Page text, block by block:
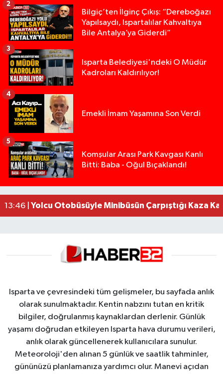
Bilgiç’ten İlginç Çıkış: “Dereboğazı
Yapılsaydı, Ispartalılar Kahvaltıya
Bile Antalya’ya Giderdi”
2
Isparta Belediyesi'ndeki O Müdür
Kadroları Kaldırılıyor!
3
Emekli İmam Yaşamına Son Verdi
4
Komşular Arası Park Kavgası Kanlı
Bitti: Baba - Oğul Bıçaklandı!
5
19:36 |Isparta’da Silah Operasyonu: 165 Tabanca Ele
17:18 |Anız Yangını Kazaya Neden Oldu: 13 Araç
17:08 |Alevlere Teslim Olan Gecekondu Kullanılamaz
13:46 | Yolcu Otobüsüyle Minibüsün Çarpıştığı Kaza
Isparta ve çevresindeki tüm gelişmeler, bu sayfada anlık
olarak sunulmaktadır. Kentin nabzını tutan en kritik
bilgiler, doğrulanmış kaynaklardan derlenir. Günlük
yaşamı doğrudan etkileyen Isparta hava durumu verileri,
anlık olarak güncellenerek kullanıcılara sunulur.
Meteoroloji'den alınan 5 günlük ve saatlik tahminler,
gününüzü planlamanıza yardımcı olur. Manevi açıdan